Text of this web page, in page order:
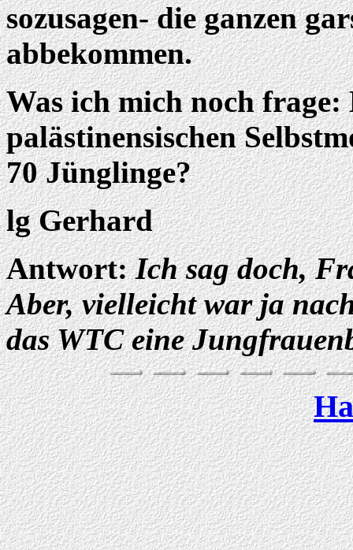
sozusagen- die ganzen
abbekommen.
Was ich mich noch frage:
palästinensischen
70 Jünglinge?
lg Gerhard
Antwort:Ich sag doch,
Aber, vielleicht war ja
das WTC eine